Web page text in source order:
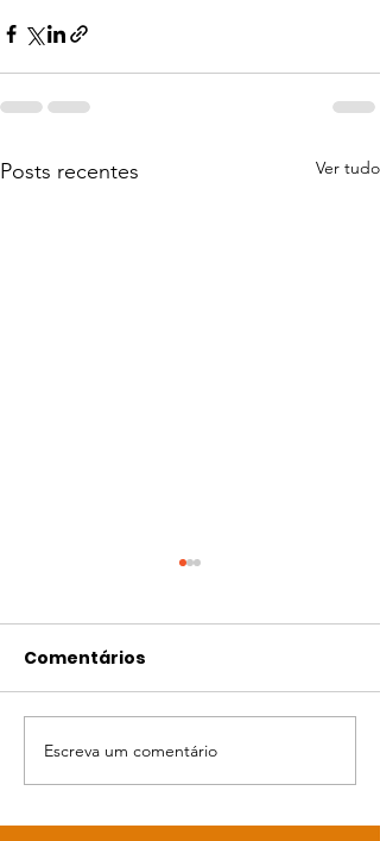
Posts recentes Ver tudo
Comentários
Escreva um comentário